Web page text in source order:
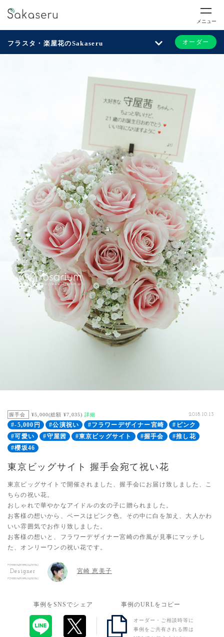
メニュー
フラスタ・楽屋花のSakaseru オーダー
握手会 ¥5,000(総額 ¥7,035) 詳細 2018.10.13
#-5,000円 #公演祝い #フラワーデザイナー宮崎
#ピンク
#可愛い
#守屋茜 #東京ビッグサイト #握手会
#推し花
#櫻坂46
東京ビッグサイト 握手会宛て祝い花
東京ビッグサイトで開催されました、握手会にお届け致しました、こ
ちらの祝い花。
おしゃれで華やかなアイドルの女の子に贈られました。
お客様の想いから、ベースはピンク色。その中に白を加え、大人かわ
いい雰囲気でお作り致しました。
お客様の想いと、フラワーデザイナー宮崎の作風が見事にマッチし
た、オンリーワンの祝い花です。
Designer 宮崎 恵美子
事例をSNSでシェア 事例のURLをコピー
オーダー・ご相談時等に
事例をご共有される際は